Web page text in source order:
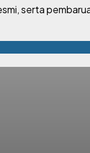
serta